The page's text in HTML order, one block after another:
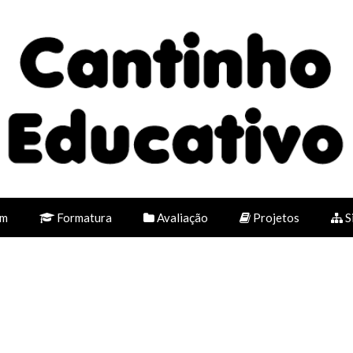
Formatura Avaliação Projetos